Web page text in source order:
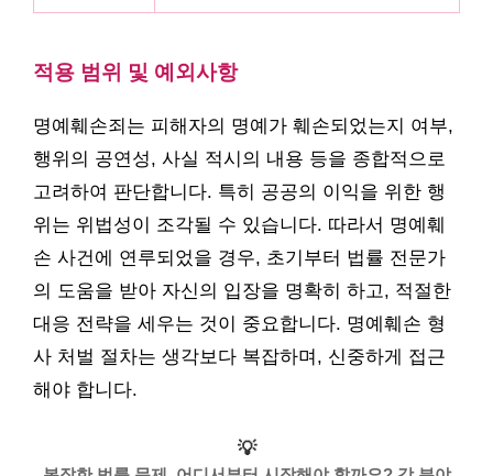
적용 범위 및 예외사항
명예훼손죄는 피해자의 명예가 훼손되었는지 여부,
행위의 공연성, 사실 적시의 내용 등을 종합적으로
고려하여 판단합니다. 특히 공공의 이익을 위한 행
위는 위법성이 조각될 수 있습니다. 따라서 명예훼
손 사건에 연루되었을 경우, 초기부터 법률 전문가
의 도움을 받아 자신의 입장을 명확히 하고, 적절한
대응 전략을 세우는 것이 중요합니다. 명예훼손 형
사 처벌 절차는 생각보다 복잡하며, 신중하게 접근
해야 합니다.
💡